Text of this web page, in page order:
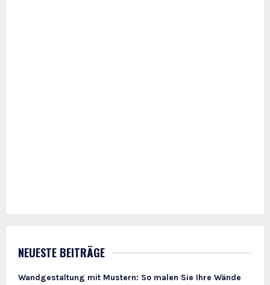
NEUESTE BEITRÄGE
Wandgestaltung mit Mustern: So malen Sie Ihre Wände